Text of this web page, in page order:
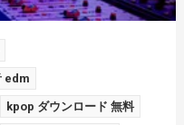
edm
kpop ダウンロード 無料